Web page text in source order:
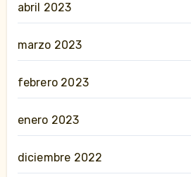
abril 2023
marzo 2023
febrero 2023
enero 2023
diciembre 2022